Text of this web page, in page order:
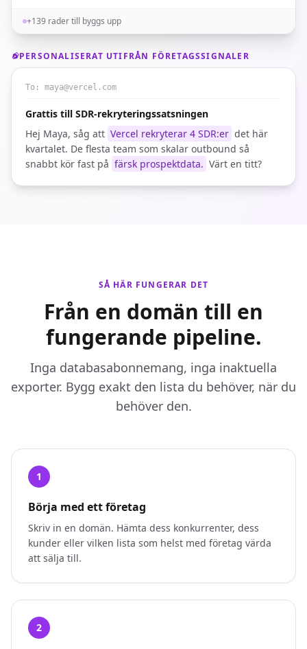
+139 rader till byggs upp
PERSONALISERAT UTIFRÅN FÖRETAGSSIGNALER
To: maya@vercel.com
Grattis till SDR-rekryteringssatsningen
Hej Maya, såg att Vercel rekryterar 4 SDR:er det här
kvartalet. De flesta team som skalar outbound så
snabbt kör fast på färsk prospektdata. Värt en titt?
SÅ HÄR FUNGERAR DET
Från en domän till en
fungerande pipeline.
Inga databasabonnemang, inga inaktuella
exporter. Bygg exakt den lista du behöver, när du
behöver den.
1
Börja med ett företag
Skriv in en domän. Hämta dess konkurrenter, dess
kunder eller vilken lista som helst med företag värda
att sälja till.
2